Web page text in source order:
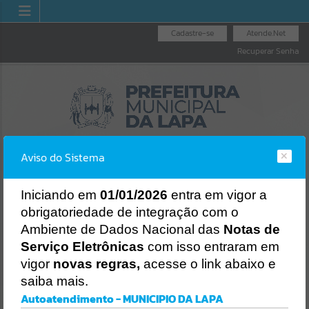
Atende.Net
Cadastre-se
Recuperar Senha
GERAL LICITAÇÕES
NOTA FISCAL
ELETRÔNICA
Aviso do Sistema
Iniciando em 01/01/2026 entra em vigor a
obrigatoriedade de integração com o
Ambiente de Dados Nacional das Notas de
Serviço Eletrônicas com isso entraram em
vigor novas regras, acesse o link abaixo e
saiba mais.
Autoatendimento - MUNICIPIO DA LAPA
Erro
SISTEMA
Gerenciamento do Sistema
Uncaught SyntaxError: Unexpected token '('